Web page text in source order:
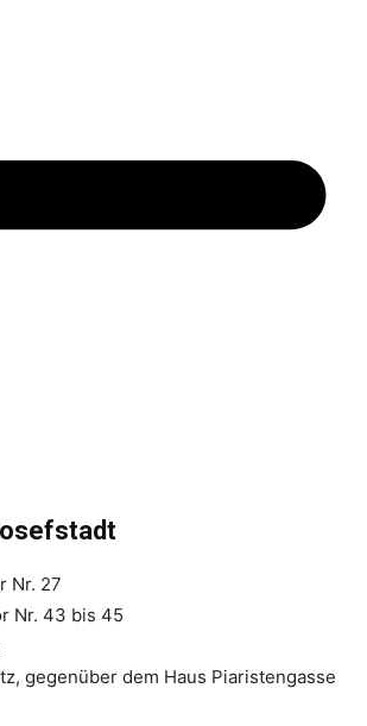
Nr. 27
Nr. 43 bis 45
gegenüber dem Haus Piaristengasse